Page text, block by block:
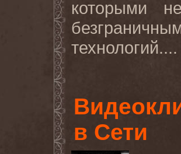
которыми
в Сети